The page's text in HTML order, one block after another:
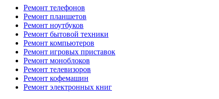
Ремонт телефонов
Ремонт планшетов
Ремонт ноутбуков
Ремонт бытовой техники
Ремонт компьютеров
Ремонт игровых приставок
Ремонт моноблоков
Ремонт телевизоров
Ремонт кофемашин
Ремонт электронных книг